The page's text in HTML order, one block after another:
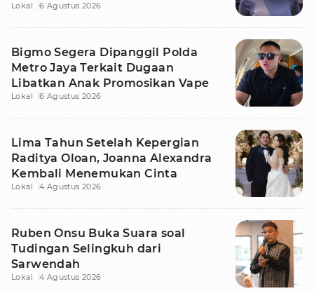
Tetangga
Lokal 6 Agustus 2026
Bigmo Segera Dipanggil Polda
Metro Jaya Terkait Dugaan
Libatkan Anak Promosikan Vape
Lokal 6 Agustus 2026
Lima Tahun Setelah Kepergian
Raditya Oloan, Joanna Alexandra
Kembali Menemukan Cinta
Lokal 4 Agustus 2026
Ruben Onsu Buka Suara soal
Tudingan Selingkuh dari
Sarwendah
Lokal 4 Agustus 2026